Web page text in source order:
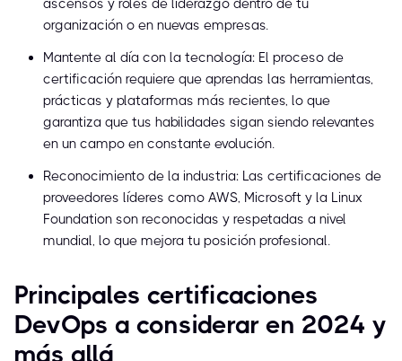
ascensos y roles de liderazgo dentro de tu
organización o en nuevas empresas.
Mantente al día con la tecnología: El proceso de
certificación requiere que aprendas las herramientas,
prácticas y plataformas más recientes, lo que
garantiza que tus habilidades sigan siendo relevantes
en un campo en constante evolución.
Reconocimiento de la industria: Las certificaciones de
proveedores líderes como AWS, Microsoft y la Linux
Foundation son reconocidas y respetadas a nivel
mundial, lo que mejora tu posición profesional.
Principales certificaciones
DevOps a considerar en 2024 y
más allá